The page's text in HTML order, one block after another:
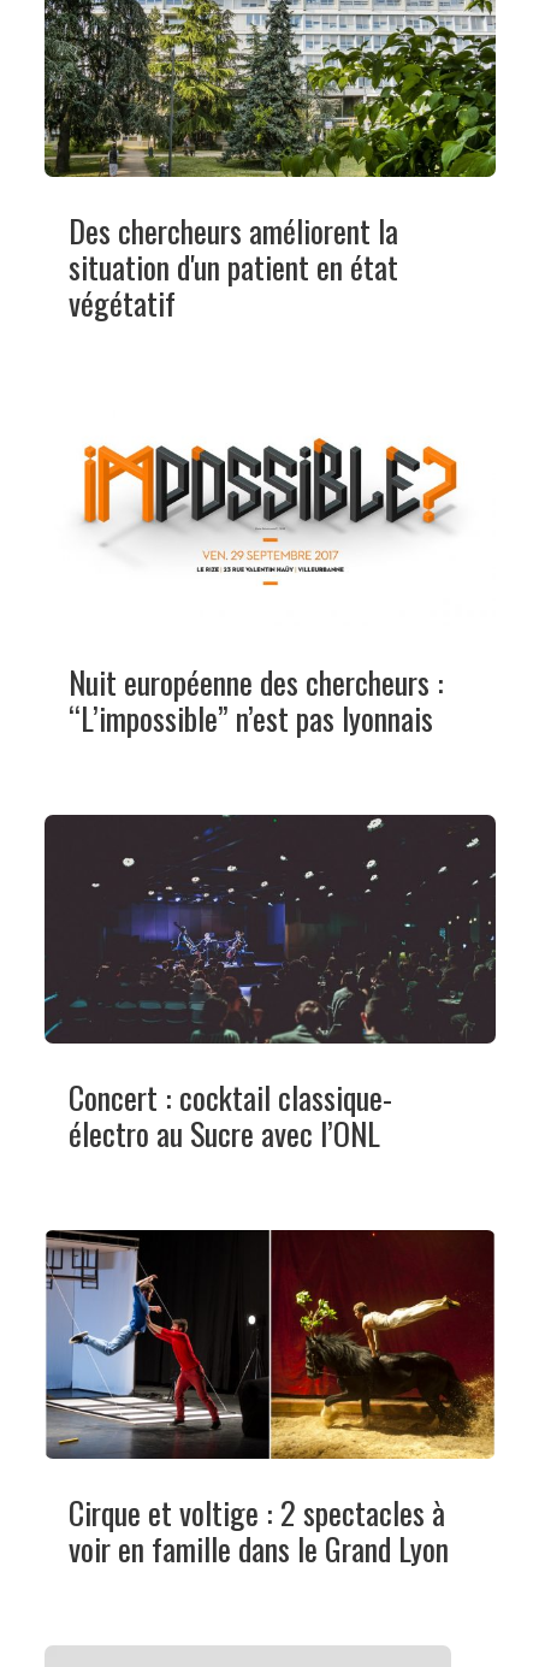
Des chercheurs améliorent la
situation d'un patient en état
végétatif
Nuit européenne des chercheurs :
“L’impossible” n’est pas lyonnais
Concert : cocktail classique-
électro au Sucre avec l’ONL
Cirque et voltige : 2 spectacles à
voir en famille dans le Grand Lyon